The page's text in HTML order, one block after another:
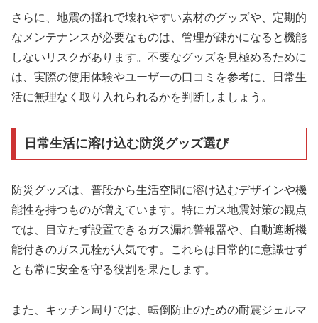
さらに、地震の揺れで壊れやすい素材のグッズや、定期的
なメンテナンスが必要なものは、管理が疎かになると機能
しないリスクがあります。不要なグッズを見極めるために
は、実際の使用体験やユーザーの口コミを参考に、日常生
活に無理なく取り入れられるかを判断しましょう。
日常生活に溶け込む防災グッズ選び
防災グッズは、普段から生活空間に溶け込むデザインや機
能性を持つものが増えています。特にガス地震対策の観点
では、目立たず設置できるガス漏れ警報器や、自動遮断機
能付きのガス元栓が人気です。これらは日常的に意識せず
とも常に安全を守る役割を果たします。
また、キッチン周りでは、転倒防止のための耐震ジェルマ